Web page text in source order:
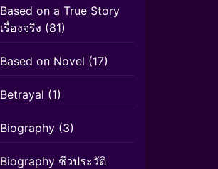
Based on a True Story
เรื่องจริง (81)
Based on Novel (17)
Betrayal (1)
Biography (3)
Biography ชีวประวัติ